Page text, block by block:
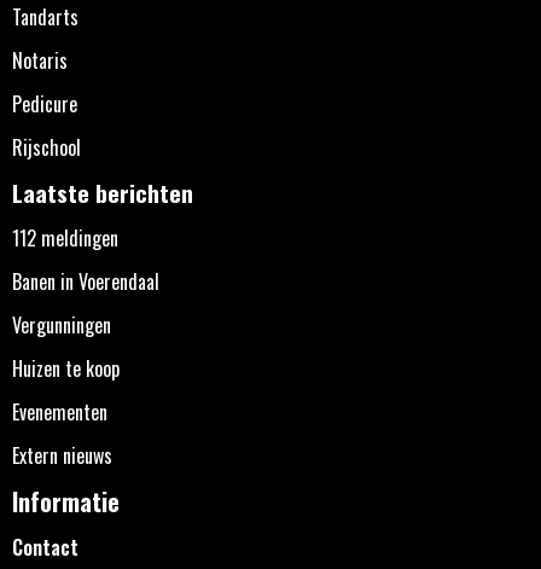
Tandarts
Notaris
Pedicure
Rijschool
Laatste berichten
112 meldingen
Banen in Voerendaal
Vergunningen
Huizen te koop
Evenementen
Extern nieuws
Informatie
Contact